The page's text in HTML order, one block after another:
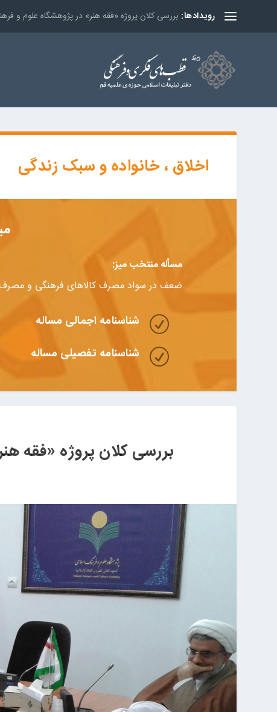
رویدادها: بررسی کلان پروژه «فقه هنر» در پژوهشگاه علوم و
اخلاق ، خانواده و سبک زندگی
مسأله منتخب میز:
ضعف در سواد مصرف کالاهای فرهنگی و
R شناسنامه اجمالی مساله
R شناسنامه تفصیلی مساله
بررسی کلان پروژه «فقه